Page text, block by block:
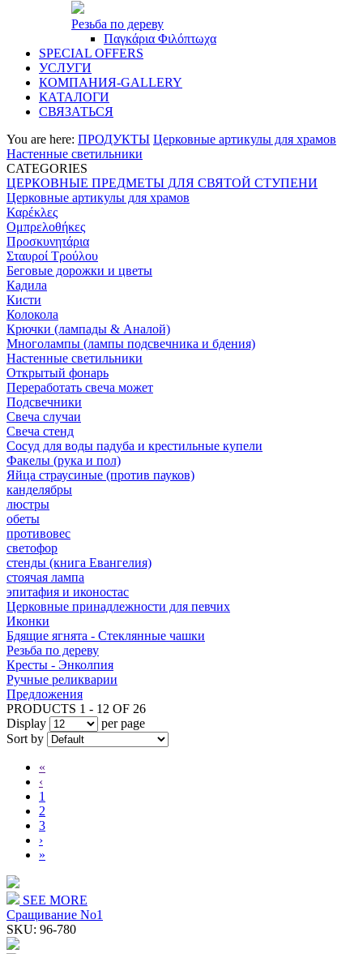
Резьба по дереву
Παγκάρια Φιλόπτωχα
SPECIAL OFFERS
УСЛУГИ
КОМПАНИЯ-GALLERY
КАТАЛОГИ
СВЯЗАТЬСЯ
You are here: ПРОДУКТЫ Церковные артикулы для храмов
Настенные светильники
CATEGORIES
ЦЕРКОВНЫЕ ПРЕДМЕТЫ ДЛЯ СВЯТОЙ СТУПЕНИ
Церковные артикулы для храмов
Καρέκλες
Ομπρελοθήκες
Προσκυνητάρια
Σταυροί Τρούλου
Беговые дорожки и цветы
Кадила
Кисти
Колокола
Крючки (лампады & Аналой)
Многолампы (лампы подсвечника и бдения)
Настенные светильники
Открытый фонарь
Переработать свеча может
Подсвечники
Свеча случаи
Свеча стенд
Сосуд для воды падуба и крестильные купели
Факелы (рука и пол)
Яйца страусиные (против пауков)
канделябры
люстры
обеты
противовес
светофор
стенды (книга Евангелия)
стоячая лампа
эпитафия и иконостас
Церковные принадлежности для певчих
Иконки
Бдящие ягнята - Стеклянные чашки
Резьба по дереву
Кресты - Энколпия
Ручные реликварии
Предложения
PRODUCTS 1 - 12 OF 26
Display
per page
Sort by
«
‹
1
2
3
›
»
SEE MORE
Сращивание No1
SKU: 96-780